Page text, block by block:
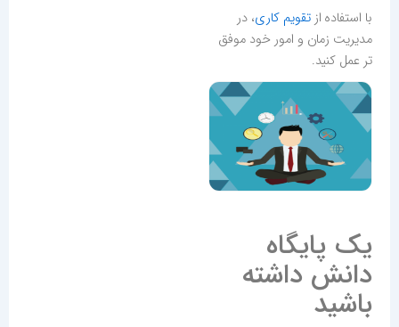
با استفاده ازتقویم کاری، در
مدیریت زمان و امور خود موفق
تر عمل کنید.
یک پایگاه
دانش داشته
باشید